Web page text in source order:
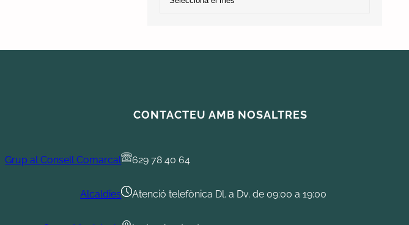
Grup al Consell Comarcal
Alcaldies
CONTACTEU AMB NOSALTRES
629 78 40 64
Atenció telefònica Dl. a Dv. de 09:00 a 19:00